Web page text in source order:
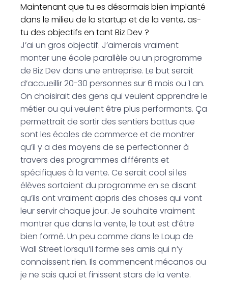
Maintenant que tu es désormais bien implanté
dans le milieu de la startup et de la vente, as-
tu des objectifs en tant Biz Dev ?
J’ai un gros objectif. J’aimerais vraiment
monter une école parallèle ou un programme
de Biz Dev dans une entreprise. Le but serait
d’accueillir 20-30 personnes sur 6 mois ou 1 an.
On choisirait des gens qui veulent apprendre le
métier ou qui veulent être plus performants. Ça
permettrait de sortir des sentiers battus que
sont les écoles de commerce et de montrer
qu’il y a des moyens de se perfectionner à
travers des programmes différents et
spécifiques à la vente. Ce serait cool si les
élèves sortaient du programme en se disant
qu’ils ont vraiment appris des choses qui vont
leur servir chaque jour. Je souhaite vraiment
montrer que dans la vente, le tout est d’être
bien formé. Un peu comme dans le Loup de
Wall Street lorsqu’il forme ses amis qui n’y
connaissent rien. Ils commencent mécanos ou
je ne sais quoi et finissent stars de la vente.